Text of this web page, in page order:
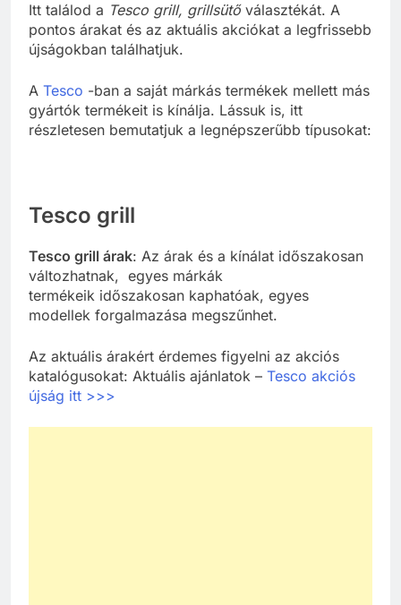
Itt találod a Tesco grill, grillsütő választékát. A
pontos árakat és az aktuális akciókat a legfrissebb
újságokban találhatjuk.
A Tesco -ban a saját márkás termékek mellett más
gyártók termékeit is kínálja. Lássuk is, itt
részletesen bemutatjuk a legnépszerűbb típusokat:
Tesco grill
Tesco grill árak: Az árak és a kínálat időszakosan
változhatnak, egyes márkák
termékeik időszakosan kaphatóak, egyes
modellek forgalmazása megszűnhet.
Az aktuális árakért érdemes figyelni az akciós
katalógusokat: Aktuális ajánlatok – Tesco akciós
újság itt >>>